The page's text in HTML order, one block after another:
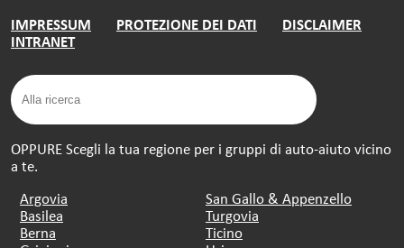
IMPRESSUM PROTEZIONE DEI DATI
DISCLAIMER
INTRANET
OPPURE Scegli la tua regione per i gruppi di auto-aiuto vicino
a te.
Argovia
Basilea
Berna
San Gallo & Appenzello
Turgovia
Ticino